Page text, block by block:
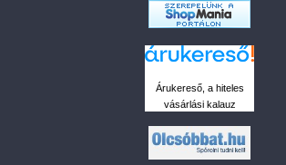
Árukereső, a hiteles
vásárlási kalauz